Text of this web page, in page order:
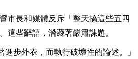
市長和媒體反斥「整天搞這些五四
這些辭語，潛藏著嚴肅課題。
步外衣，而執行破壞性的論述。」